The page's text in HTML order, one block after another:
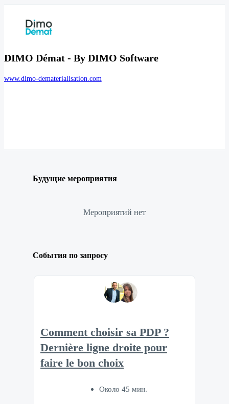
DIMO Démat - By DIMO Software
www.dimo-dematerialisation.com
Будущие мероприятия
Мероприятий нет
События по запросу
Comment choisir sa PDP ?
Dernière ligne droite pour
faire le bon choix
Около 45 мин.